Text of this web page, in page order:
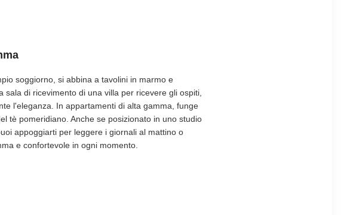
soggiorno, si abbina a tavolini in marmo e
di ricevimento di una villa per ricevere gli ospiti,
l'eleganza. In appartamenti di alta gamma, funge
tè pomeridiano. Anche se posizionato in uno studio
appoggiarti per leggere i giornali al mattino o
e confortevole in ogni momento.